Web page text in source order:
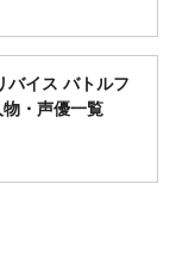
バイス バトルフ
・声優一覧